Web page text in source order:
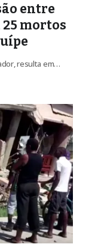
entre
mortos
resulta em…